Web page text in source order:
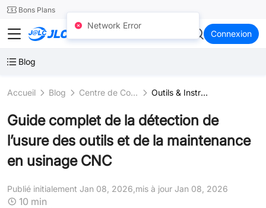
24SMT Bons Plans
JLCCNC Connexion
Blog
Accueil Blog Centre de Connaissances Outils & Instruments de Coupe
Guide complet de la détection de
l’usure des outils et de la maintenance
en usinage CNC
Publié initialement Jan 08, 2026, mis à jour Jan 08, 2026
10 min
Network Error